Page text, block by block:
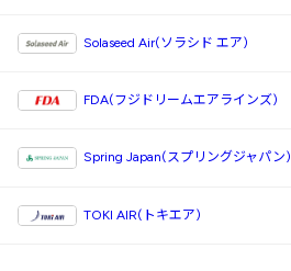
Solaseed Air(ソラシド エア)
FDA(フジドリームエアラインズ)
Spring Japan(スプリングジャパン)
TOKI AIR(トキエア)